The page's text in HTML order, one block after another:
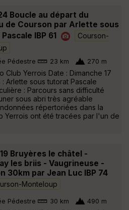
Boucle au départ du
de Courson par Arlette sous
IBP 61
Courson-
Pédestre 23 km 270 m
Yerrois Date : Dimanche 17
Arlette sous tutorat Pascale
: Parcours sans difficulté
sous abri très agréable
répertoriées dans la
Yerrois ont été tracées par l'un de
19 Bruyères le châtel -
les briis - Vaugrineuse -
30km par Jean Luc IBP 74
Monteloup
Pédestre 30 km 490 m